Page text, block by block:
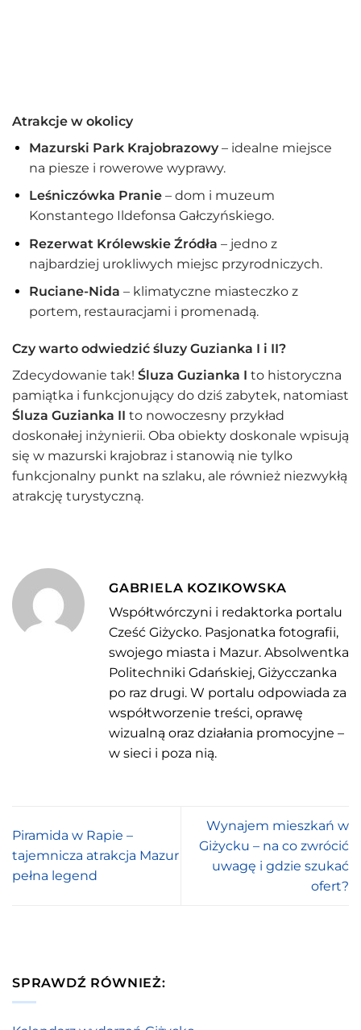
Atrakcje w okolicy
Mazurski Park Krajobrazowy– idealne miejsce
na piesze i rowerowe wyprawy.
Leśniczówka Pranie– dom i muzeum
Konstantego Ildefonsa Gałczyńskiego.
Rezerwat Królewskie Źródła – jedno z
najbardziej urokliwych miejsc przyrodniczych.
Ruciane-Nida – klimatyczne miasteczko z
portem, restauracjami i promenadą.
Czy warto odwiedzić śluzy Guzianka I i II?
Zdecydowanie tak! Śluza Guzianka I to historyczna
pamiątka i funkcjonujący do dziś zabytek, natomiast
Śluza Guzianka II to nowoczesny przykład
doskonałej inżynierii. Oba obiekty doskonale wpisują
się w mazurski krajobraz i stanowią nie tylko
funkcjonalny punkt na szlaku, ale również niezwykłą
atrakcję turystyczną.
GABRIELA KOZIKOWSKA
Współtwórczyni i redaktorka portalu
Cześć Giżycko. Pasjonatka fotografii,
swojego miasta i Mazur. Absolwentka
Politechniki Gdańskiej, Giżycczanka
po raz drugi. W portalu odpowiada za
współtworzenie treści, oprawę
wizualną oraz działania promocyjne –
w sieci i poza nią.
Piramida w Rapie –
tajemnicza atrakcja Mazur
pełna legend
Wynajem mieszkań w
Giżycku – na co zwrócić
uwagę i gdzie szukać
ofert?
SPRAWDŹ RÓWNIEŻ: